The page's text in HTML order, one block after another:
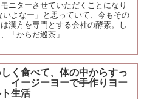
ニターさせていただくことになり
よなー」と思っていて、今もその
漢方を専門とする会社の酵素。し
「からだ巡茶」...
く食べて、体の中からすっ
イージーヨーで手作りヨー
生活